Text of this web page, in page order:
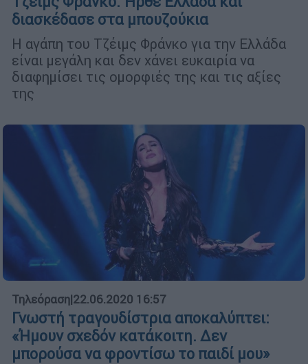
διασκέδασε στα μπουζούκια
Η αγάπη του Τζέιμς Φράνκο για την Ελλάδα
είναι μεγάλη και δεν χάνει ευκαιρία να
διαφημίσει τις ομορφιές της και τις αξίες
της
Τηλεόραση|22.06.2020 16:57
Γνωστή τραγουδίστρια αποκαλύπτει:
«Ήμουν σχεδόν κατάκοιτη. Δεν
μπορούσα να φροντίσω το παιδί μου»